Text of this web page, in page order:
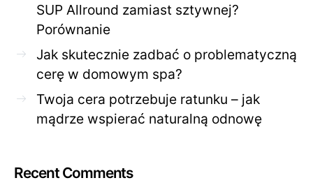
SUP Allround zamiast sztywnej?
Porównanie
Jak skutecznie zadbać o problematyczną
cerę w domowym spa?
Twoja cera potrzebuje ratunku – jak
mądrze wspierać naturalną odnowę
Recent Comments